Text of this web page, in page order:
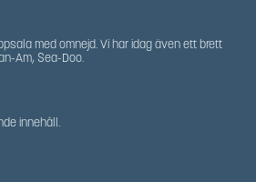
med omnejd. Vi har idag även ett brett
Am, Sea-Doo.
innehåll.